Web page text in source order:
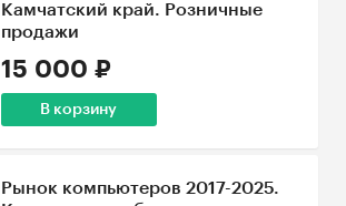
Камчатский край. Розничные
продажи
15 000 ₽
В корзину
Рынок компьютеров 2017-2025.